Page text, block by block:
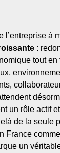
l’entreprise à
:
tout
un rôle actif
de la seule
France
un